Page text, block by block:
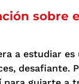
sobre
a estudiar es
desafiante.